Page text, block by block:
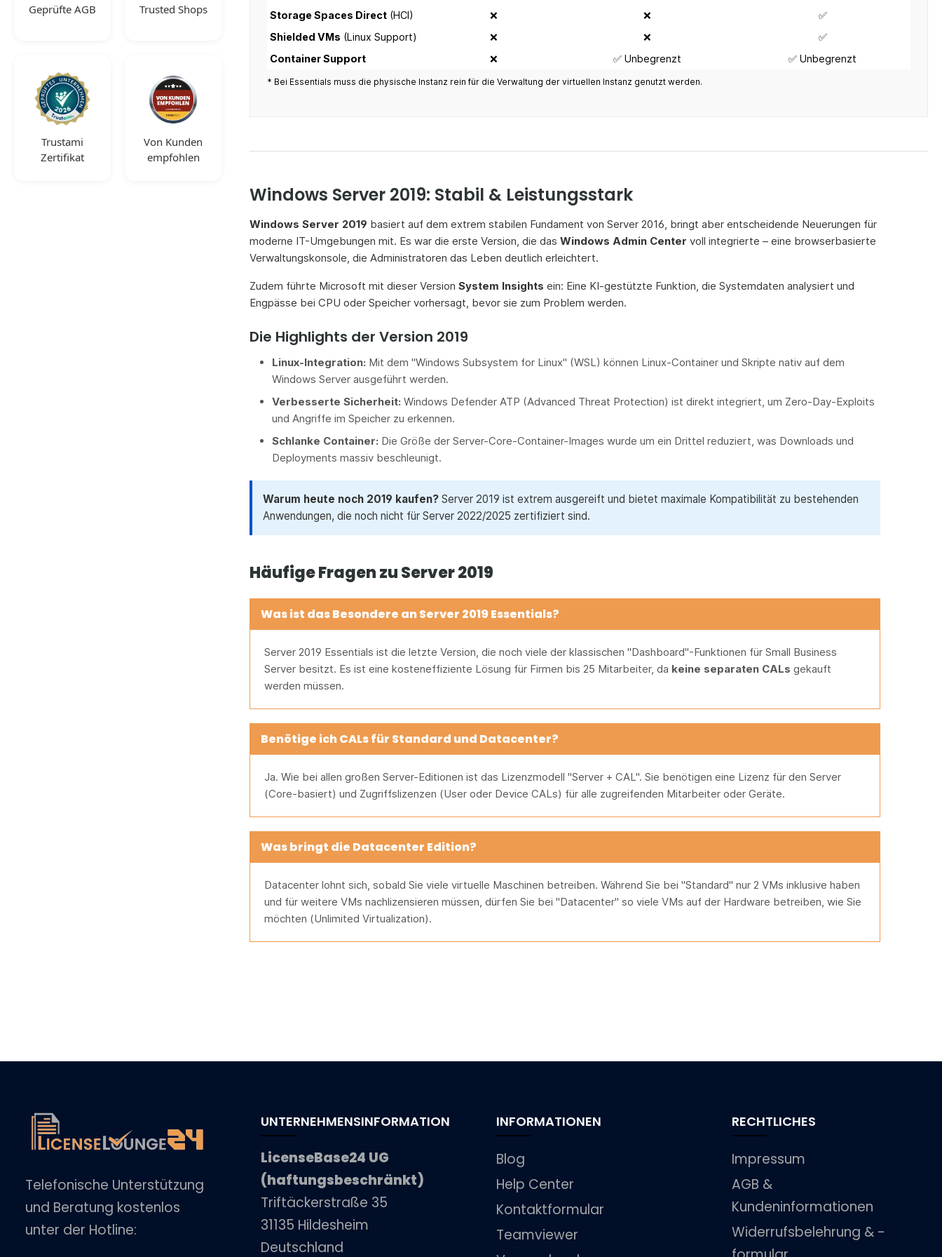
Geprüfte AGB Trusted Shops
Trustami
Zertifikat
Von Kunden
empfohlen
Storage Spaces Direct (HCI) ❌ ❌
✅
Shielded VMs (Linux Support) ❌ ❌
✅
Container Support
❌ ✅ Unbegrenzt ✅ Unbegrenzt
* Bei Essentials muss die physische Instanz rein für die Verwaltung der virtuellen Instanz genutzt werden.
Windows Server 2019: Stabil & Leistungsstark
Windows Server 2019 basiert auf dem extrem stabilen Fundament von Server 2016, bringt aber entscheidende Neuerungen für
moderne IT-Umgebungen mit. Es war die erste Version, die das Windows Admin Center voll integrierte – eine browserbasierte
Verwaltungskonsole, die Administratoren das Leben deutlich erleichtert.
Zudem führte Microsoft mit dieser Version System Insights ein: Eine KI-gestützte Funktion, die Systemdaten analysiert und
Engpässe bei CPU oder Speicher vorhersagt, bevor sie zum Problem werden.
Die Highlights der Version 2019
Linux-Integration: Mit dem "Windows Subsystem for Linux" (WSL) können Linux-Container und Skripte nativ auf dem
Windows Server ausgeführt werden.
Verbesserte Sicherheit: Windows Defender ATP (Advanced Threat Protection) ist direkt integriert, um Zero-Day-Exploits
und Angriffe im Speicher zu erkennen.
Schlanke Container: Die Größe der Server-Core-Container-Images wurde um ein Drittel reduziert, was Downloads und
Deployments massiv beschleunigt.
Warum heute noch 2019 kaufen? Server 2019 ist extrem ausgereift und bietet maximale Kompatibilität zu bestehenden
Anwendungen, die noch nicht für Server 2022/2025 zertifiziert sind.
Häufige Fragen zu Server 2019
Was ist das Besondere an Server 2019 Essentials?
Server 2019 Essentials ist die letzte Version, die noch viele der klassischen "Dashboard"-Funktionen für Small Business
Server besitzt. Es ist eine kosteneffiziente Lösung für Firmen bis 25 Mitarbeiter, da keine separaten CALs gekauft
werden müssen.
Benötige ich CALs für Standard und Datacenter?
Ja. Wie bei allen großen Server-Editionen ist das Lizenzmodell "Server + CAL". Sie benötigen eine Lizenz für den Server
(Core-basiert) und Zugriffslizenzen (User oder Device CALs) für alle zugreifenden Mitarbeiter oder Geräte.
Was bringt die Datacenter Edition?
Datacenter lohnt sich, sobald Sie viele virtuelle Maschinen betreiben. Während Sie bei "Standard" nur 2 VMs inklusive haben
und für weitere VMs nachlizensieren müssen, dürfen Sie bei "Datacenter" so viele VMs auf der Hardware betreiben, wie Sie
möchten (Unlimited Virtualization).
Telefonische Unterstützung
und Beratung kostenlos
unter der Hotline:
UNTERNEHMENSINFORMATION
LicenseBase24 UG
(haftungsbeschränkt)
Triftäckerstraße 35
31135 Hildesheim
Deutschland
INFORMATIONEN
Blog
Help Center
Kontaktformular
Teamviewer
RECHTLICHES
Impressum
AGB &
Kundeninformationen
Widerrufsbelehrung & -